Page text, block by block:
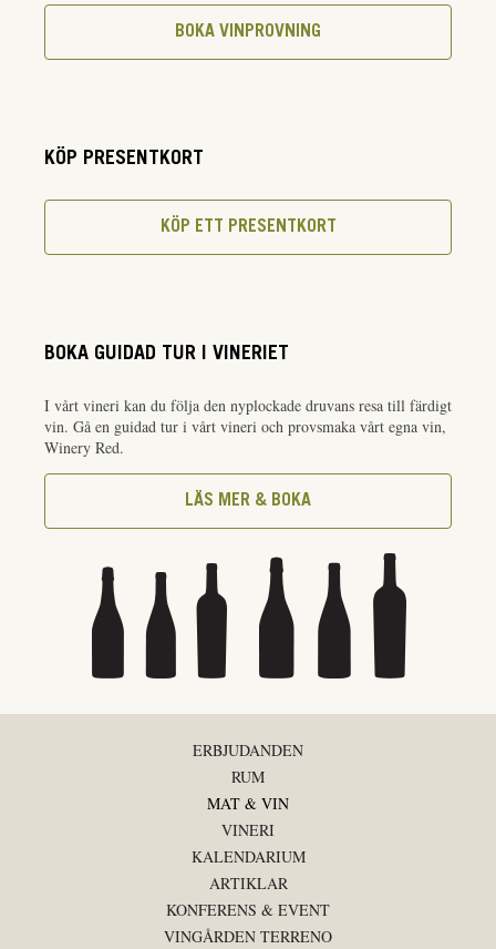
BOKA VINPROVNING
KÖP PRESENTKORT
KÖP ETT PRESENTKORT
BOKA GUIDAD TUR I VINERIET
I vårt vineri kan du följa den nyplockade druvans resa till färdigt
vin. Gå en guidad tur i vårt vineri och provsmaka vårt egna vin,
Winery Red.
LÄS MER & BOKA
ERBJUDANDEN
RUM
MAT & VIN
VINERI
KALENDARIUM
ARTIKLAR
KONFERENS & EVENT
VINGÅRDEN TERRENO